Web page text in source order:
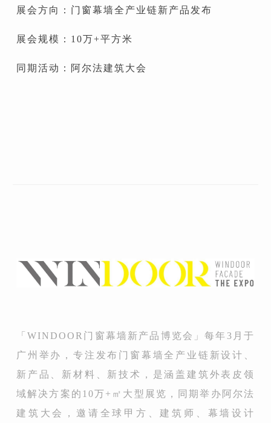
展会方向：门窗幕墙全产业链新产品发布
展会规模：10万+平方米
同期活动：阿尔法建筑大会
「WINDOOR门窗幕墙新产品博览会」每年3月于
广州举办，专注发布门窗幕墙全产业链新设计、
新产品、新材料、新技术，是涵盖建筑外表皮领
域解决方案的10万+㎡大型展览，同期举办阿尔法
建筑大会，邀请全球甲方、建筑师、幕墙设计